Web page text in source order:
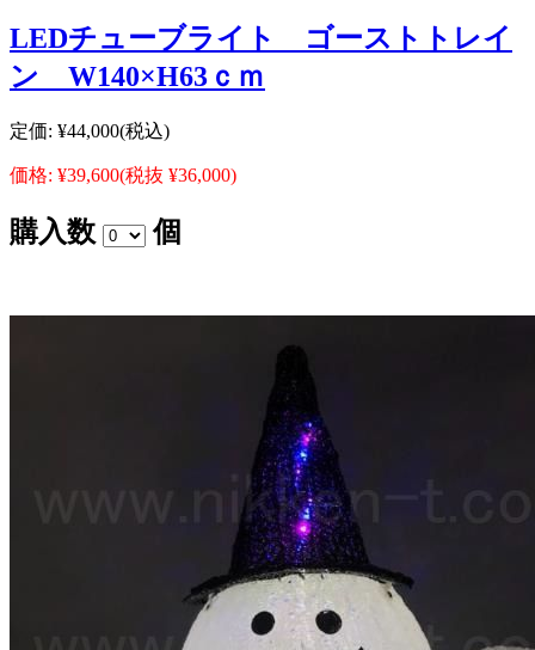
LEDチューブライト ゴーストトレイ
ン W140×H63ｃｍ
定価: ¥44,000(税込)
価格: ¥39,600(税抜 ¥36,000)
購入数 個